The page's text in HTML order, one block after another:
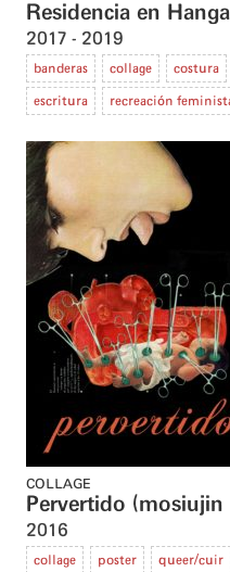
Residencia en
2017 2019
banderas collage costura
escritura recreación
COLLAGE
Pervertido (mosiujin
2016
collage poster queer/cuir